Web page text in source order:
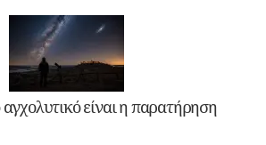
είναι η παρατήρηση